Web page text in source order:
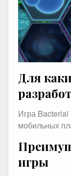
Для
Игра Bacterial
мобильных
игры